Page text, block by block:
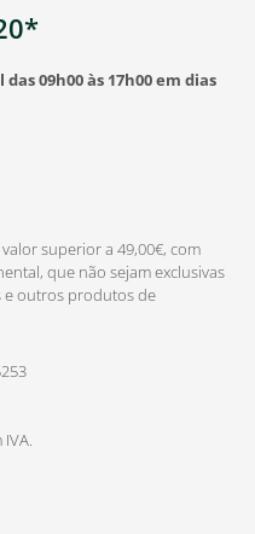
09h00 às 17h00 em dias
superior a 49,00€, com
que não sejam exclusivas
e outros produtos de